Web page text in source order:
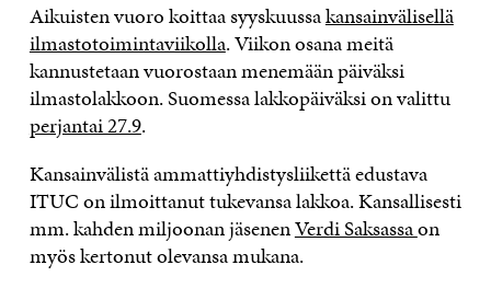
Aikuisten vuoro koittaa syyskuussakansainvälisellä
ilmastotoimintaviikolla. Viikon osana meitä
kannustetaan vuorostaan menemään päiväksi
ilmastolakkoon. Suomessa lakkopäiväksi on valittu
perjantai 27.9.
Kansainvälistä ammattiyhdistysliikettä edustava
ITUC on ilmoittanut tukevansa lakkoa. Kansallisesti
mm. kahden miljoonan jäsenenVerdi Saksassaon
myös kertonut olevansa mukana.